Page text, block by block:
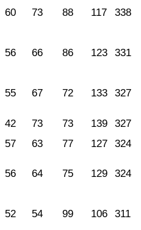
60 73 88 117 338
56 66 86 123 331
55 67 72 133 327
42 73 73 139 327
57 63 77 127 324
56 64 75 129 324
52 54 99 106 311